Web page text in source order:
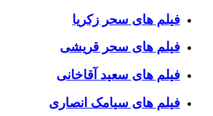
فیلم های سحر زکریا
فیلم های سحر قریشی
فیلم های سعید آقاخانی
فیلم های سیامک انصاری